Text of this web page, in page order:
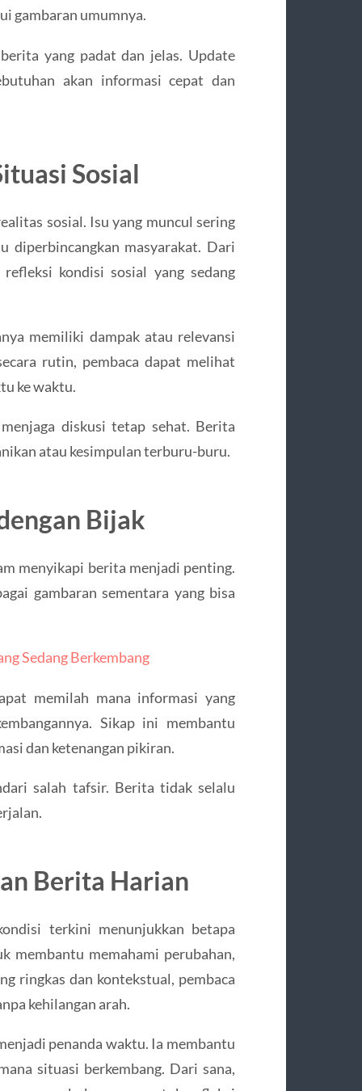
gambaran umumnya.
yang padat dan jelas. Update
akan informasi cepat dan
Sosial
sosial. Isu yang muncul sering
diperbincangkan masyarakat. Dari
kondisi sosial yang sedang
memiliki dampak atau relevansi
rutin, pembaca dapat melihat
ke waktu.
diskusi tetap sehat. Berita
atau kesimpulan terburu-buru.
Bijak
menyikapi berita menjadi penting.
gambaran sementara yang bisa
Sedang Berkembang
memilah mana informasi yang
Sikap ini membantu
dan ketenangan pikiran.
salah tafsir. Berita tidak selalu
Berita Harian
terkini menunjukkan betapa
membantu memahami perubahan,
ringkas dan kontekstual, pembaca
kehilangan arah.
penanda waktu. Ia membantu
situasi berkembang. Dari sana,